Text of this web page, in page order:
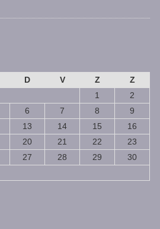
D V Z
Z
1
2
6 7 8
9
13 14 15
16
20 21 22
23
27 28 29
30